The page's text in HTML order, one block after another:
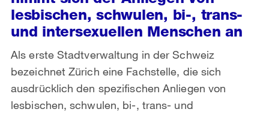
lesbischen, schwulen, bi-, trans-
und intersexuellen Menschen an
Als erste Stadtverwaltung in der Schweiz
bezeichnet Zürich eine Fachstelle, die sich
ausdrücklich den spezifischen Anliegen von
lesbischen, schwulen, bi-, trans- und